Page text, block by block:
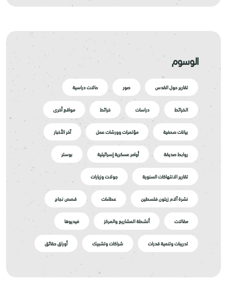
الوسوم
تقارير حول القدس صور حالات دراسية
الخرائط دراسات خرائط مواقع أخرى
بيانات صحفية مؤتمرات وورشات عمل آخر الأخبار
روابط صديقة أوامر عسكرية إسرائيلية بوستر
تقارير الانتهاكات السنوية جولات وزيارات
نشرة آلام زيتون فلسطين عطاءات قصص نجاح
مقالات أنشطة المشاريع والمركز فيديوها
تدريبات وتنمية قدرات شراكات وتشبيك أوراق حقائق